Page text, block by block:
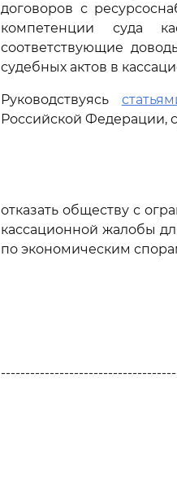
договоров с
компетенции суда
соответствующие
судебных актов в
Руководствуясь
Российской Федерации,
отказать обществу с
кассационной жалобы
по экономическим